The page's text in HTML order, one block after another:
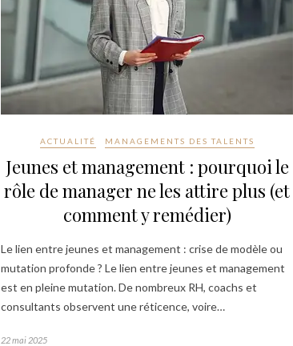
ACTUALITÉ MANAGEMENTS DES TALENTS
Jeunes et management : pourquoi le
rôle de manager ne les attire plus (et
comment y remédier)
Le lien entre jeunes et management : crise de modèle ou
mutation profonde ? Le lien entre jeunes et management
est en pleine mutation. De nombreux RH, coachs et
consultants observent une réticence, voire…
22 mai 2025